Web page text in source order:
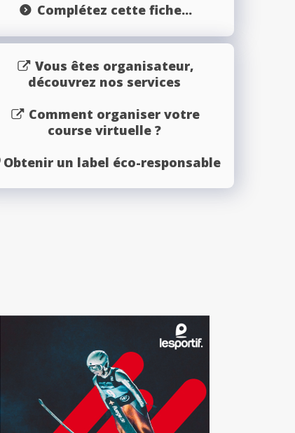
Complétez cette fiche...
Vous êtes organisateur,
découvrez nos services
Comment organiser votre
course virtuelle ?
Obtenir un label éco-responsable